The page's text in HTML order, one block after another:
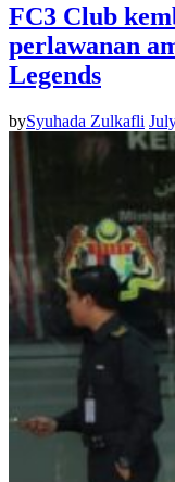
FC3 Club
perlawanan
Legends
bySyuhada Zulkafli